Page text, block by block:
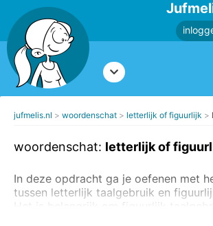
jufmelis.nl woordenschat letterlijk of figuurlijk
woordenschat: letterlijk of
In deze opdracht ga je oefenen met
tussen letterlijk taalgebruik en
Het is belangrijk om figuurlijk